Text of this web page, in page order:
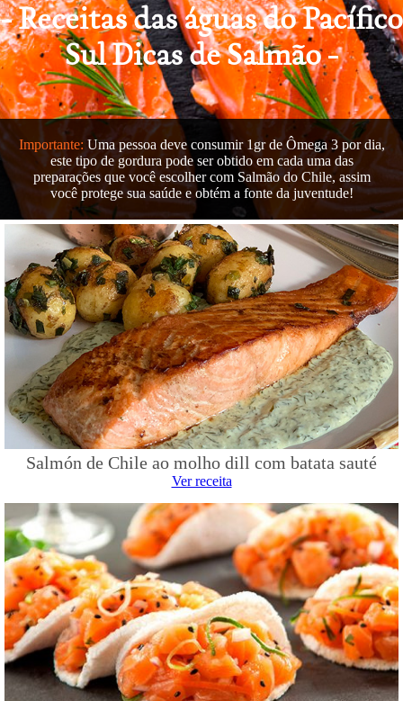
Receitas das águas do Pacífico
SulDicas de Salmão
Importante: Uma pessoa deve consumir 1gr de Ômega 3 por dia,
este tipo de gordura pode ser obtido em cada uma das
preparações que você escolher com Salmão do Chile, assim
você protege sua saúde e obtém a fonte da juventude!
Salmón de Chile ao molho dill com batata sauté
Ver receita